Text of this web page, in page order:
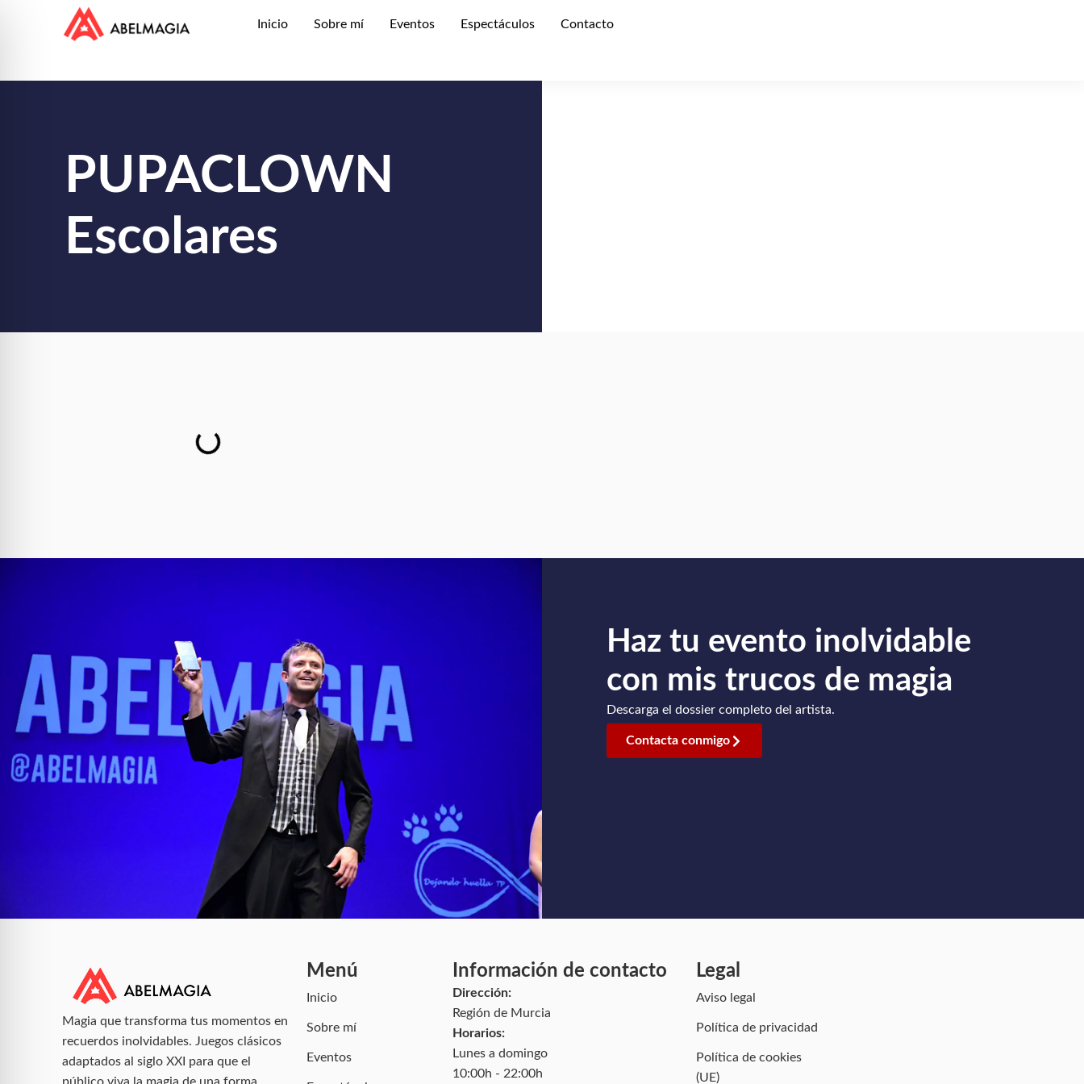
Inicio Sobre mí Eventos Espectáculos Contacto
PUPACLOWN
Escolares
Haz tu evento inolvidable
con mis trucos de magia
Descarga el dossier completo del artista.
Contacta conmigo
Magia que transforma tus momentos en
recuerdos inolvidables. Juegos clásicos
adaptados al siglo XXI para que el
Menú
Inicio
Sobre mí
Eventos
Información de contacto
Dirección:
Región de Murcia
Horarios:
Lunes a domingo
10:00h - 22:00h
Legal
Aviso legal
Política de privacidad
Política de cookies
(UE)